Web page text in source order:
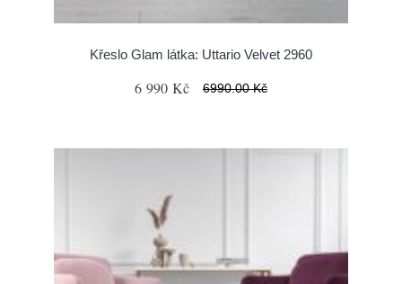
Křeslo Glam látka: Uttario Velvet 2960
6 990 Kč 6990.00 Kč